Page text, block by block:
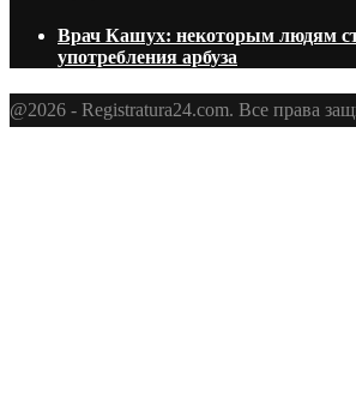
Врач Кашух: некоторым людям
употребления арбуза
@2026 - Registratura24.com. Все права